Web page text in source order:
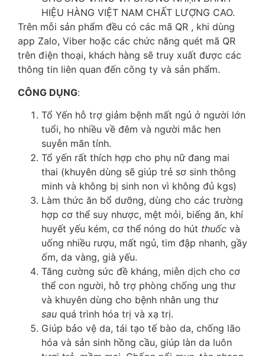
HIỆU HÀNG VIỆT NAM CHẤT LƯỢNG CAO.
Trên mỗi sản phẩm đều có các mã QR , khi dùng
app Zalo, Viber hoặc các chức năng quét mã QR
trên điện thoại, khách hàng sẽ truy xuất được các
thông tin liên quan đến công ty và sản phẩm.
CÔNG DỤNG:
Tổ Yến hỗ trợ giảm bệnh mất ngủ ở người lớn
tuổi, ho nhiều về đêm và người mắc hen
suyễn mãn tính.
Tổ yến rất thích hợp cho phụ nữ đang mai
thai (khuyên dùng sẽ giúp trẻ sơ sinh thông
minh và không bị sinh non vì không đủ kgs)
Làm thức ăn bổ dưỡng, dùng cho các trường
hợp cơ thể suy nhược, mệt mỏi, biếng ăn, khí
huyết yếu kém, cơ thể nóng do hút thuốc và
uống nhiều rượu, mất ngủ, tim đập nhanh, gầy
ốm, da vàng, già yếu.
Tăng cường sức đề kháng, miễn dịch cho cơ
thể con người, hỗ trợ phòng chống ung thư
và khuyên dùng cho bệnh nhân ung thư
sau quá trình hóa trị và xạ trị.
Giúp bảo vệ da, tái tạo tế bào da, chống lão
hóa và sản sinh hồng cầu, giúp làn da luôn